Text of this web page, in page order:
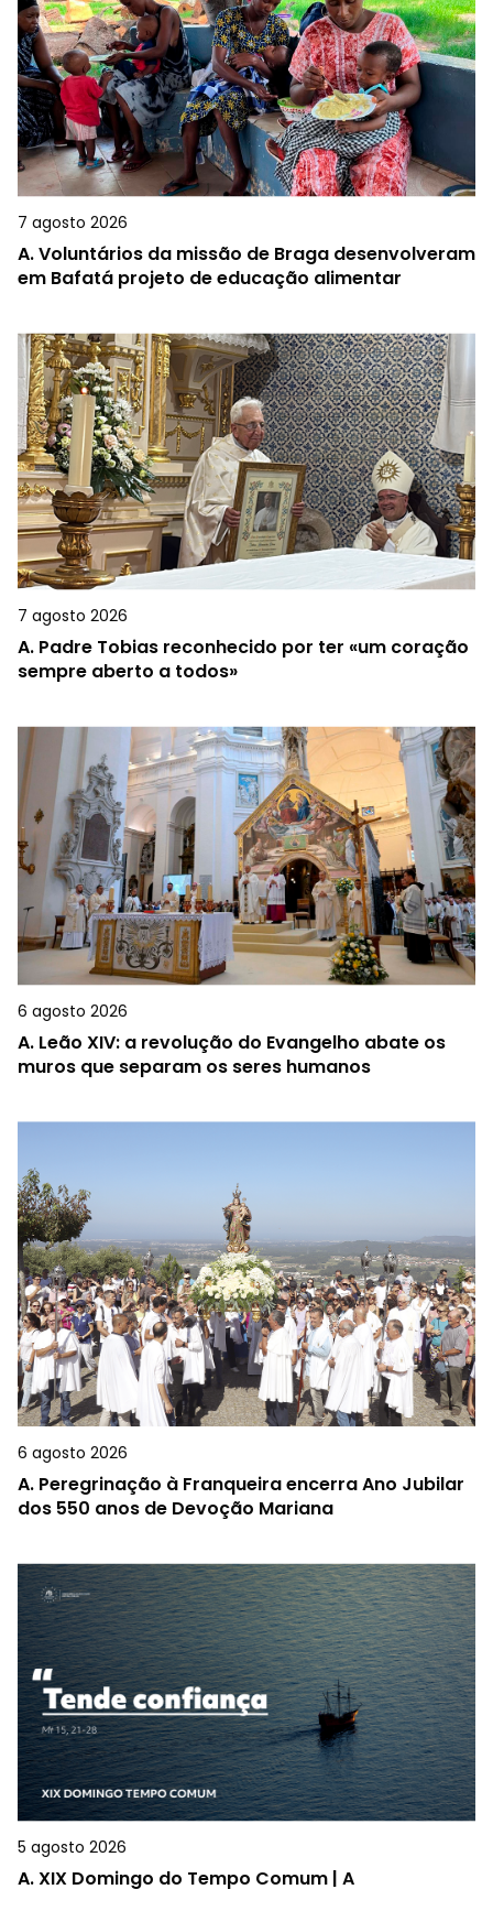
7 agosto 2026
A.Voluntários da missão de Braga desenvolveram
em Bafatá projeto de educação alimentar
7 agosto 2026
A. Padre Tobias reconhecido por ter «um coração
sempre aberto a todos»
6 agosto 2026
A. Leão XIV: a revolução do Evangelho abate os
muros que separam os seres humanos
6 agosto 2026
A. Peregrinação à Franqueira encerra Ano Jubilar
dos 550 anos de Devoção Mariana
5 agosto 2026
A.XIX Domingo do Tempo Comum | A